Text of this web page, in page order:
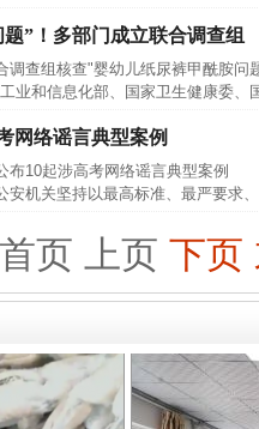
”！多部门成立联合调查组
查组核查"婴幼儿纸尿裤甲酰胺
业和信息化部、国家卫生健康委、
网络谣言典型案例
布10起涉高考网络谣言典型案例
安机关坚持以最高标准、最严要求
首页 上页 下页